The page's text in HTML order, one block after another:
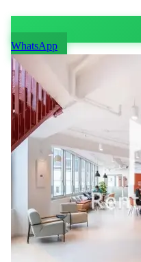
WhatsApp